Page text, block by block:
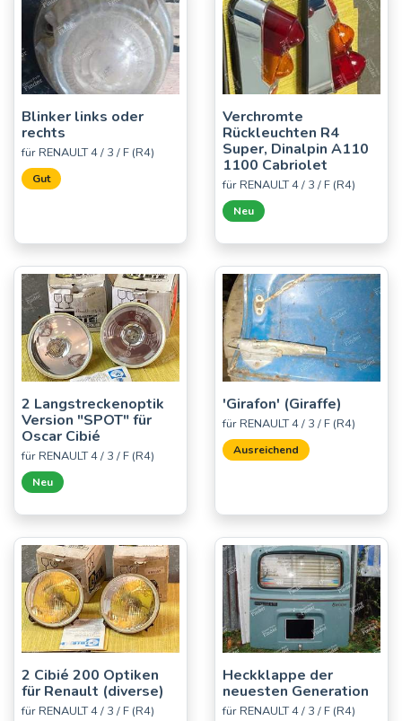
Blinker links oder
rechts
für RENAULT 4 / 3 / F (R4)
Gut
Verchromte
Rückleuchten R4
Super, Dinalpin A110
1100 Cabriolet
für RENAULT 4 / 3 / F (R4)
Neu
2 Langstreckenoptik
Version "SPOT" für
Oscar Cibié
für RENAULT 4 / 3 / F (R4)
Neu
'Girafon' (Giraffe)
für RENAULT 4 / 3 / F (R4)
Ausreichend
2 Cibié 200 Optiken
für Renault (diverse)
für RENAULT 4 / 3 / F (R4)
Heckklappe der
neuesten Generation
für RENAULT 4 / 3 / F (R4)